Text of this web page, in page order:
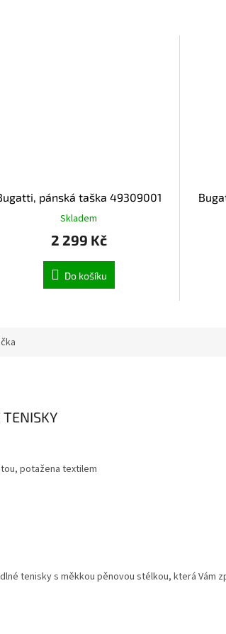
pánská taška 49309001
Skladem
2 299 Kč
Do košíku
TENISKY
potažena textilem
tenisky s měkkou pěnovou stélkou, která Vám